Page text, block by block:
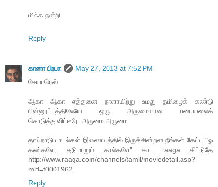
மிக்க நன்றி
Reply
கானா பிரபா
May 27, 2013 at 7:52 PM
கேயாரெஸ்
ஆகா ஆகா எத்தனை நாளாயிற்று உமது தமிழைக் கண்டு
பின்னூட்டத்திலேயே ஒரு அருமையான படையலைக்
கொடுத்துவிட்டீரே. அருமை அருமை
தாய்நாடு பாடல்கள் இணையத்தில் இருக்கின்றன நீங்கள் கேட்ட "ஓ
கண்களே, தடுமாறும் கால்களே" கூட raaga கிட்டுதே
http://www.raaga.com/channels/tamil/moviedetail.asp?
mid=t0001962
Reply